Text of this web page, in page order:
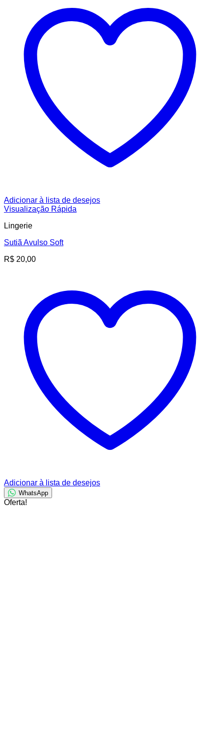
Adicionar à lista de desejos
Visualização Rápida
Lingerie
Sutiã Avulso Soft
R$ 20,00
Adicionar à lista de desejos
WhatsApp
Oferta!